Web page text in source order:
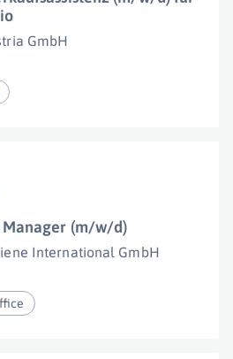
GmbH
(m/w/d)
International GmbH